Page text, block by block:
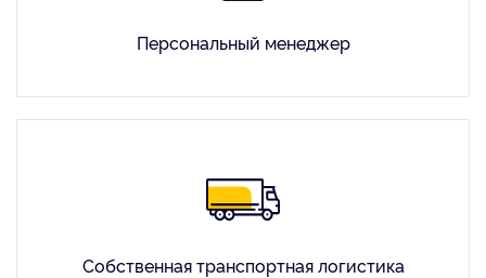
Персональный менеджер
Собственная транспортная логистика